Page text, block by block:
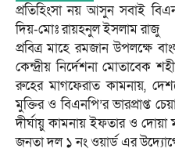
প্রতিহিংসা নয় আসুন সবাই
দিয়-মোঃ রায়হনুল ইসলাম রাজু
প্রবিত্র মাহে রমজান উপলক্ষে
কেন্দ্রীয় নির্দেশনা মোতাবেক
রুহের মাগফেরাত কামনায়,
মুক্তির ও বিএনপি’র ভারপ্রাপ্ত
দীর্ঘায়ু কামনায় ইফতার ও দোয়া
জনতা দল ১ নং ওয়ার্ড এর